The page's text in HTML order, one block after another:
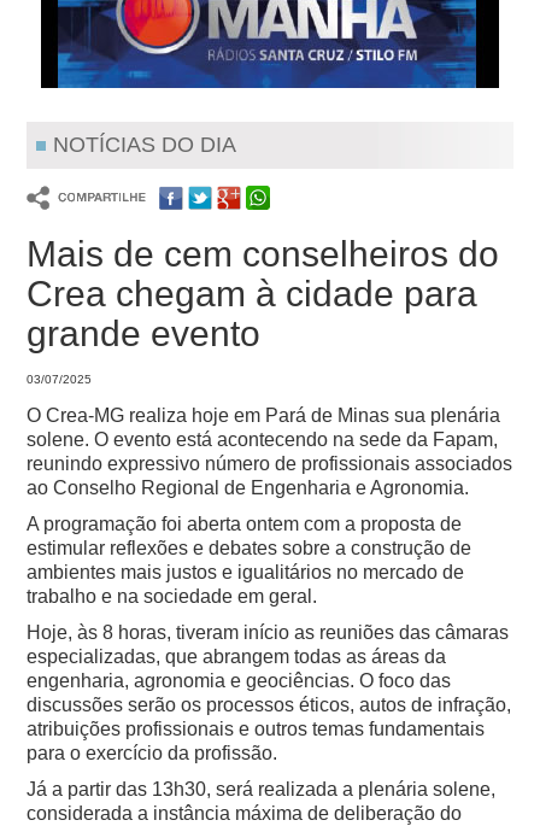
NOTÍCIAS DO DIA
Mais de cem conselheiros do
Crea chegam à cidade para
grande evento
03/07/2025
O Crea-MG realiza hoje em Pará de Minas sua plenária
solene. O evento está acontecendo na sede da Fapam,
reunindo expressivo número de profissionais associados
ao Conselho Regional de Engenharia e Agronomia.
A programação foi aberta ontem com a proposta de
estimular reflexões e debates sobre a construção de
ambientes mais justos e igualitários no mercado de
trabalho e na sociedade em geral.
Hoje, às 8 horas, tiveram início as reuniões das câmaras
especializadas, que abrangem todas as áreas da
engenharia, agronomia e geociências. O foco das
discussões serão os processos éticos, autos de infração,
atribuições profissionais e outros temas fundamentais
para o exercício da profissão.
Já a partir das 13h30, será realizada a plenária solene,
considerada a instância máxima de deliberação do